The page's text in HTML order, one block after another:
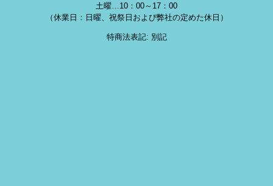
土曜…10：00～17：00
（休業日：日曜、祝祭日および弊社の定めた休日）
特商法表記: 別記